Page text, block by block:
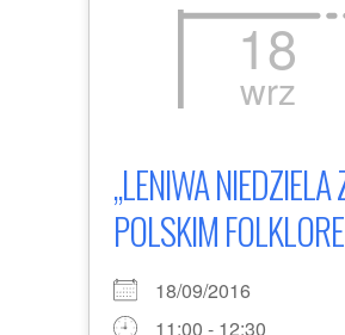
18
wrz
„LENIWA NIEDZIELA
POLSKIM
18/09/2016
11:00 - 12:30